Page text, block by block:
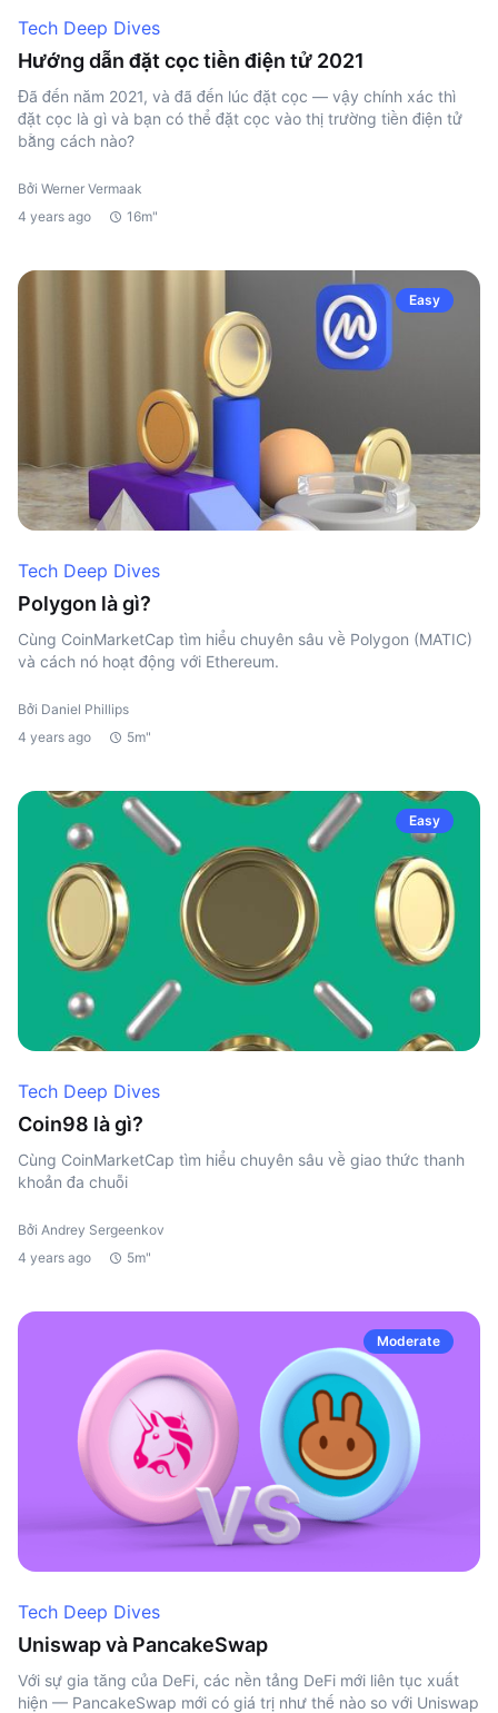
Tech Deep Dives
Hướng dẫn đặt cọc tiền điện tử 2021
Đã đến năm 2021, và đã đến lúc đặt cọc — vậy chính xác thì
đặt cọc là gì và bạn có thể đặt cọc vào thị trường tiền điện tử
bằng cách nào?
Bởi Werner Vermaak
4 years ago
16m"
Easy
Tech Deep Dives
Polygon là gì?
Cùng CoinMarketCap tìm hiểu chuyên sâu về Polygon (MATIC)
và cách nó hoạt động với Ethereum.
Bởi Daniel Phillips
4 years ago
5m"
Easy
Tech Deep Dives
Coin98 là gì?
Cùng CoinMarketCap tìm hiểu chuyên sâu về giao thức thanh
khoản đa chuỗi
Bởi Andrey Sergeenkov
4 years ago
5m"
Moderate
Tech Deep Dives
Uniswap và PancakeSwap
Với sự gia tăng của DeFi, các nền tảng DeFi mới liên tục xuất
hiện — PancakeSwap mới có giá trị như thế nào so với Uniswap